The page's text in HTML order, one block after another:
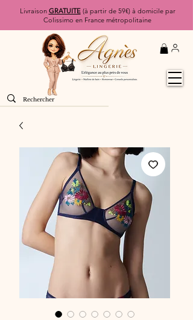
Livraison GRATUITE(à partir de 59€) à domicile par
Colissimo en France métropolitaine